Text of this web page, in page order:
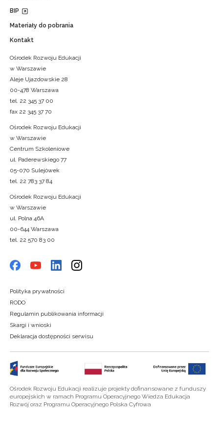
BIP
Materiały do pobrania
Kontakt
Ośrodek Rozwoju Edukacji
w Warszawie
Aleje Ujazdowskie 28
00-478 Warszawa
tel. 22 345 37 00
fax 22 345 37 70
Ośrodek Rozwoju Edukacji
w Warszawie
Centrum Szkoleniowe
ul. Paderewskiego 77
05-070 Sulejówek
tel. 22 783 37 84
Ośrodek Rozwoju Edukacji
w Warszawie
ul. Polna 46A
00-644 Warszawa
tel. 22 570 83 00
Polityka prywatności
RODO
Regulamin publikowania informacji
Skargi i wnioski
Deklaracja dostępności serwisu
Ośrodek Rozwoju Edukacji realizuje projekty dofinansowane z funduszy
europejskich w ramach Programu Operacyjnego Wiedza Edukacja
Rozwój oraz Programu Operacyjnego Polska Cyfrowa